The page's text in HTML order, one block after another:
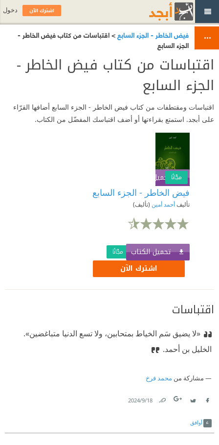
فيض الخاطر - الجزء السابع> اقتباسات من كتاب فيض الخاطر -
الجزء السابع
اقتباسات من كتاب فيض الخاطر -
الجزء السابع
اقتباسات ومقتطفات من كتاب فيض الخاطر - الجزء السابع أضافها القرّاء
على أبجد. استمتع بقراءتها أو أضف اقتباسك المفضّل من الكتاب.
تحميل الكتابمجّانًا
فيض الخاطر - الجزء السابع
تأليفأحمد أمين (تأليف)
تحميل الكتاب مجّانًا
اشترك الآن
اقتباسات
«لا يضيق سَم الخياط بمتحابين، ولا تسع الدنيا متباغضين».
الخليل بن أحمد.
مشاركة من محمد فرخ
18‏/9‏/2024
أوافق
اشترك الآن دخول